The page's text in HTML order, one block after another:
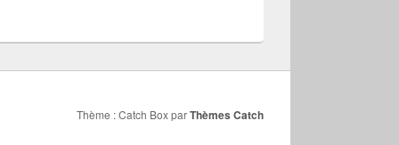
Thème : Catch Box parThèmes Catch